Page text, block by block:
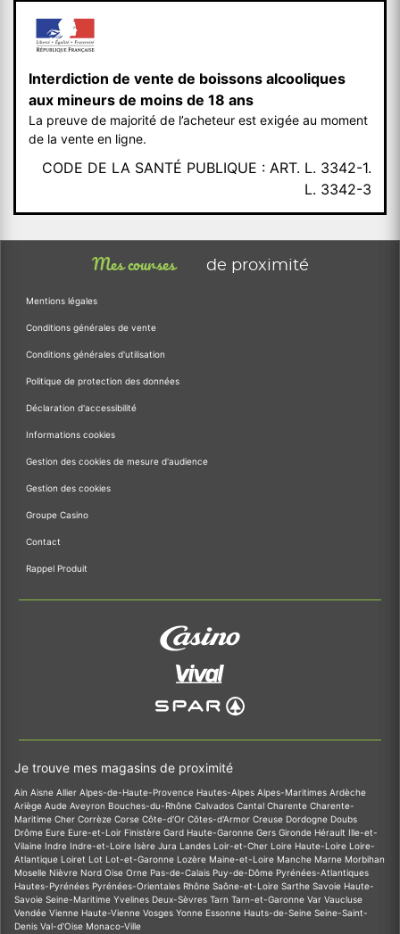
Interdiction de vente de boissons alcooliques
aux mineurs de moins de 18 ans
La preuve de majorité de l’acheteur est exigée au moment
de la vente en ligne.
CODE DE LA SANTÉ PUBLIQUE : ART. L. 3342-1.
L. 3342-3
Mes courses de proximité
Mentions légales
Conditions générales de vente
Conditions générales d'utilisation
Politique de protection des données
Déclaration d'accessibilité
Informations cookies
Gestion des cookies de mesure d'audience
Gestion des cookies
Groupe Casino
Contact
Rappel Produit
Je trouve mes magasins de proximité
Ain Aisne Allier Alpes-de-Haute-Provence Hautes-Alpes Alpes-Maritimes Ardèche
Ariège Aude Aveyron Bouches-du-Rhône Calvados Cantal Charente Charente-
Maritime Cher Corrèze Corse Côte-d'Or Côtes-d'Armor Creuse Dordogne Doubs
Drôme Eure Eure-et-Loir Finistère Gard Haute-Garonne Gers Gironde Hérault Ille-et-
Vilaine Indre Indre-et-Loire Isère Jura Landes Loir-et-Cher Loire Haute-Loire Loire-
Atlantique Loiret Lot Lot-et-Garonne Lozère Maine-et-Loire Manche Marne Morbihan
Moselle Nièvre Nord Oise Orne Pas-de-Calais Puy-de-Dôme Pyrénées-Atlantiques
Hautes-Pyrénées Pyrénées-Orientales Rhône Saône-et-Loire Sarthe Savoie Haute-
Savoie Seine-Maritime Yvelines Deux-Sèvres Tarn Tarn-et-Garonne Var Vaucluse
Vendée Vienne Haute-Vienne Vosges Yonne Essonne Hauts-de-Seine Seine-Saint-
Denis Val-d'Oise Monaco-Ville